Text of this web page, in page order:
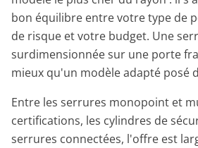
bon équilibre entre votre type de
de risque et votre budget. Une
surdimensionnée sur une porte
mieux qu'un modèle adapté posé
Entre les serrures monopoint et
certifications, les cylindres de
serrures connectées, l'offre est